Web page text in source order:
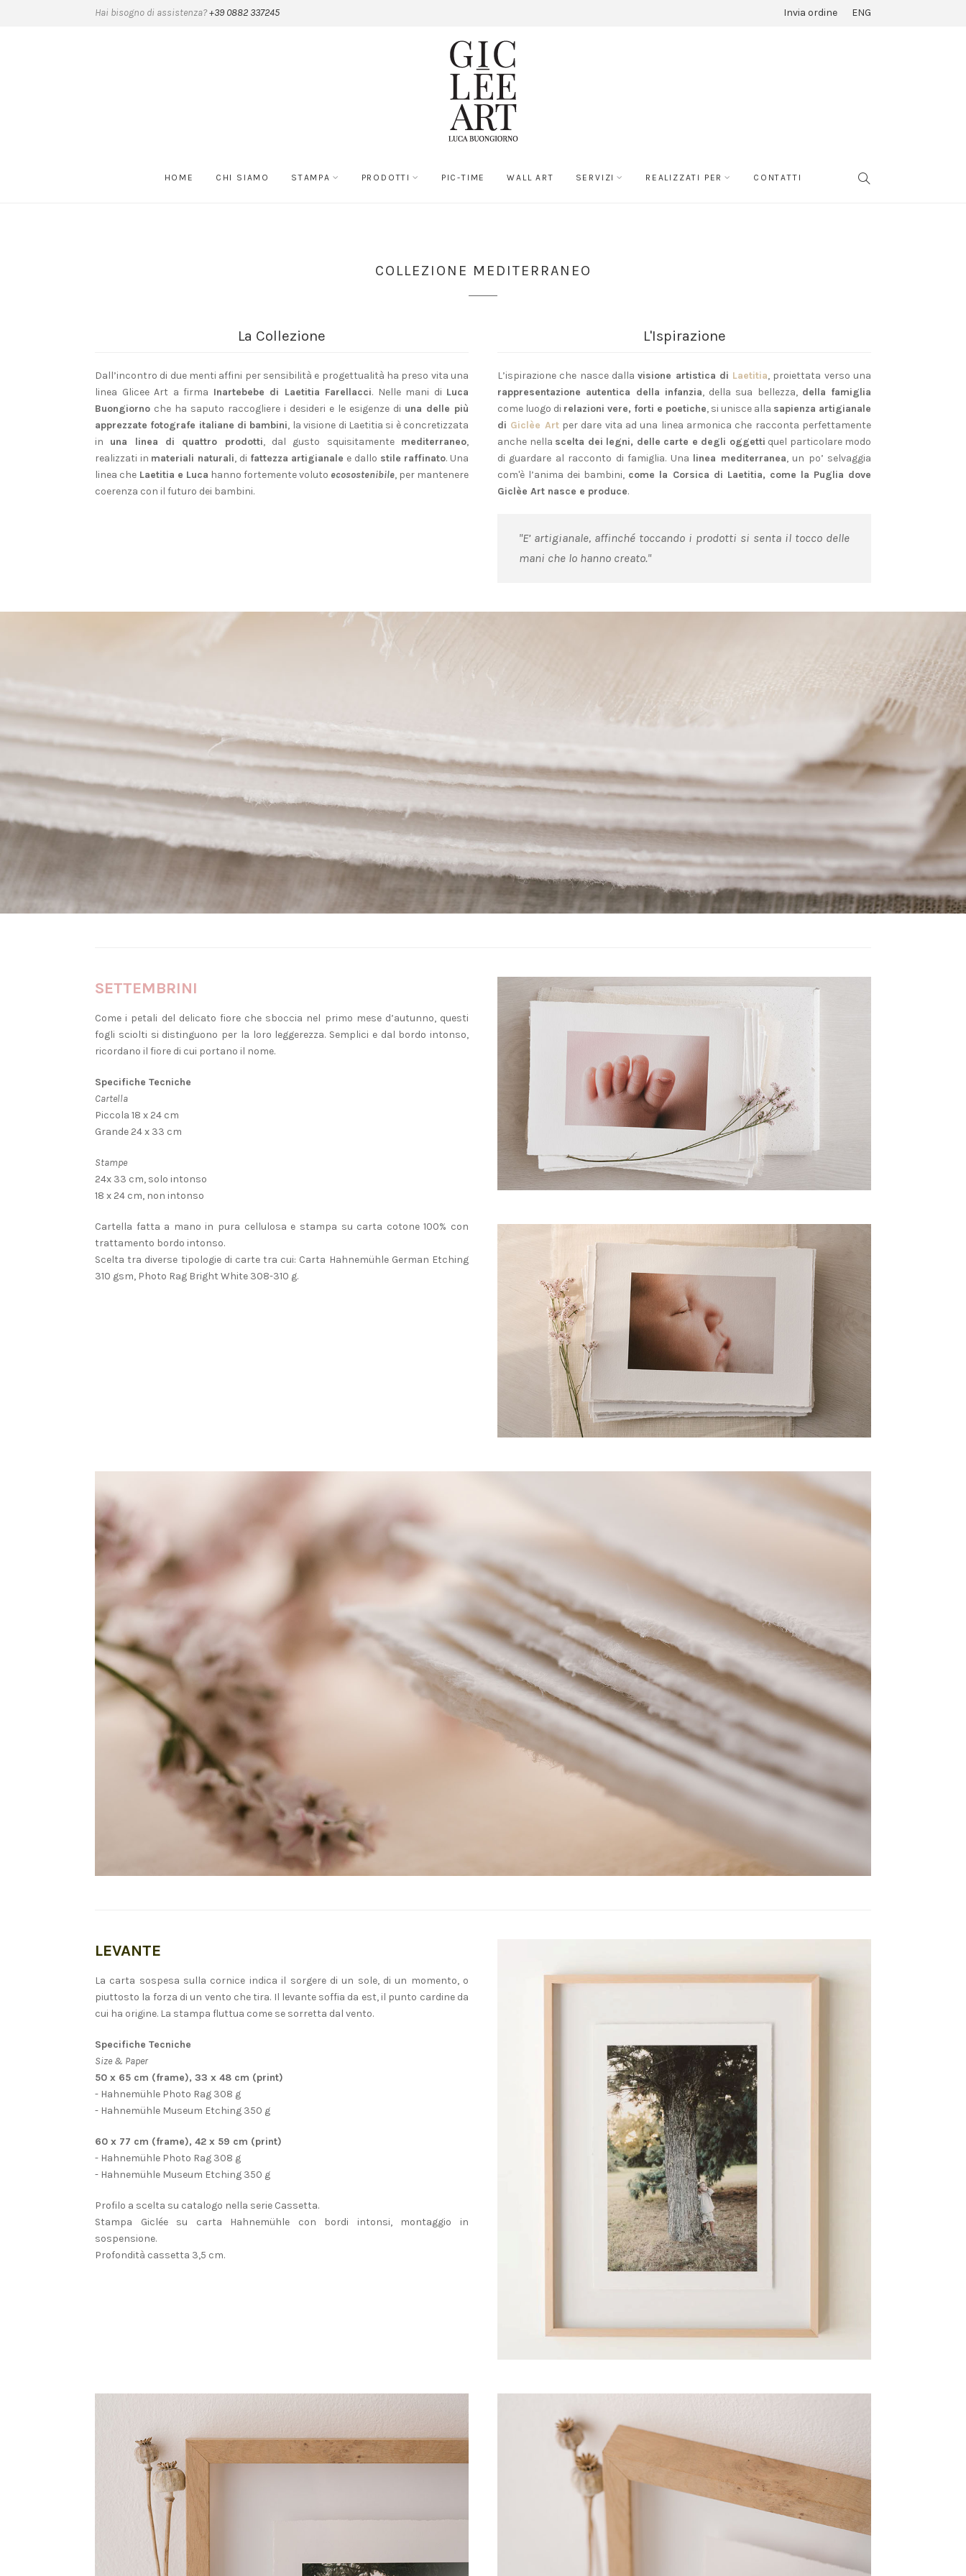
Hai bisogno di assistenza?+39 0882 337245 Invia ordine ENG
HOME CHI SIAMO STAMPA PRODOTTI PIC-TIME WALL ART SERVIZI REALIZZATI PER CONTATTI SEARCH
COLLEZIONE MEDITERRANEO
La Collezione
Dall’incontro di due menti affini per sensibilità e progettualità ha preso vita una
linea Glicee Art a firma Inartebebe di Laetitia Farellacci. Nelle mani di Luca
Buongiorno che ha saputo raccogliere i desideri e le esigenze di una delle più
apprezzate fotografe italiane di bambini, la visione di Laetitia si è concretizzata
in una linea di quattro prodotti, dal gusto squisitamente mediterraneo,
realizzati in materiali naturali, di fattezza artigianale e dallo stile raffinato. Una
linea che Laetitia e Luca hanno fortemente voluto ecosostenibile, per mantenere
coerenza con il futuro dei bambini.
L'Ispirazione
L’ispirazione che nasce dallavisione artistica di Laetitia, proiettata verso una
rappresentazione autentica della infanzia, della sua bellezza, della famiglia
come luogo di relazioni vere, forti e poetiche, si unisce alla sapienza artigianale
di Giclèe Artper dare vita ad una linea armonica che racconta perfettamente
anche nella scelta dei legni, delle carte e degli oggetti quel particolare modo
di guardare al racconto di famiglia. Una linea mediterranea, un po’ selvaggia
com'è l’anima dei bambini, come la Corsica di Laetitia, come la Puglia dove
Giclèe Art nasce e produce.
"E’ artigianale, affinché toccando i prodotti si senta il tocco delle
mani che lo hanno creato."
SETTEMBRINI
Come i petali del delicato fiore che sboccia nel primo mese d’autunno, questi
fogli sciolti si distinguono per la loro leggerezza. Semplici e dal bordo intonso,
ricordano il fiore di cui portano il nome.
Specifiche Tecniche
Cartella
Piccola 18 x 24 cm
Grande 24 x 33 cm
Stampe
24x 33 cm, solo intonso
18 x 24 cm, non intonso
Cartella fatta a mano in pura cellulosa e stampa su carta cotone 100% con
trattamento bordo intonso.
Scelta tra diverse tipologie di carte tra cui: Carta Hahnemühle German Etching
310 gsm, Photo Rag Bright White 308-310 g.
LEVANTE
La carta sospesa sulla cornice indica il sorgere di un sole, di un momento, o
piuttosto la forza di un vento che tira. Il levante soffia da est, il punto cardine da
cui ha origine. La stampa fluttua come se sorretta dal vento.
Specifiche Tecniche
Size & Paper
50 x 65 cm (frame), 33 x 48 cm (print)
- Hahnemühle Photo Rag 308 g
- Hahnemühle Museum Etching 350 g
60 x 77 cm (frame), 42 x 59 cm (print)
- Hahnemühle Photo Rag 308 g
- Hahnemühle Museum Etching 350 g
Profilo a scelta su catalogo nella serie Cassetta.
Stampa Giclée su carta Hahnemühle con bordi intonsi, montaggio in
sospensione.
Profondità cassetta 3,5 cm.